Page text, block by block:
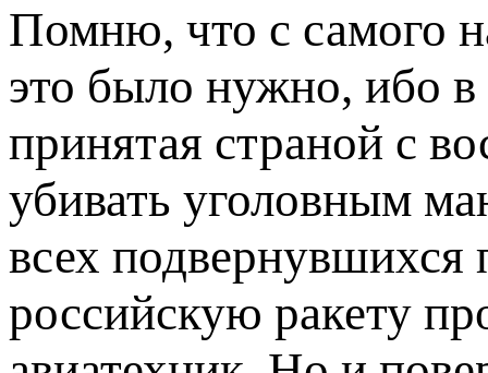
Помню, что с самого
это было нужно, ибо в
принятая страной с
убивать уголовным
всех подвернувшихся
российскую ракету